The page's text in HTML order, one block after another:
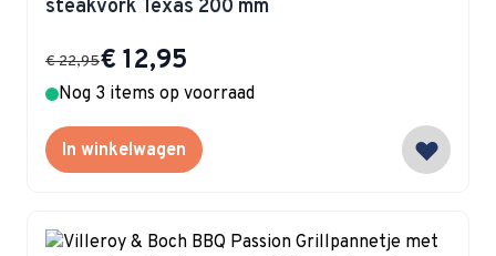
steakvork Texas 200 mm
Special Price
€ 12,95
€ 22,95
Nog 3 items op voorraad
In winkelwagen